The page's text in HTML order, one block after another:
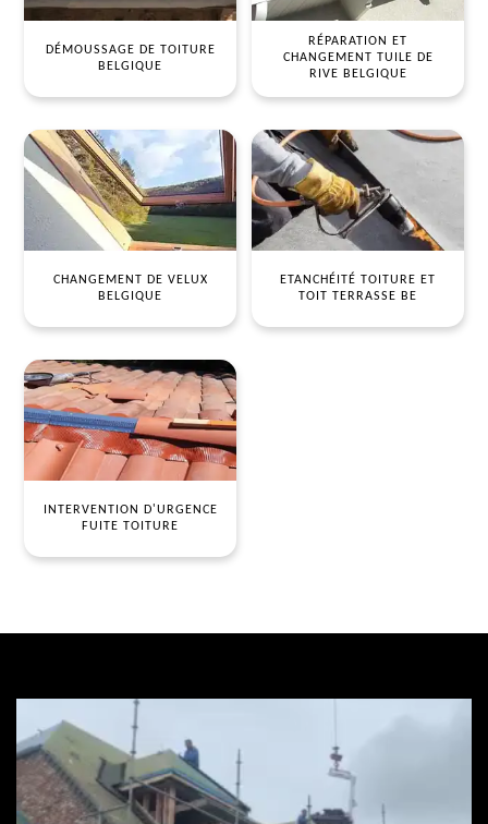
DÉMOUSSAGE DE TOITURE
BELGIQUE
RÉPARATION ET
CHANGEMENT TUILE DE
RIVE BELGIQUE
CHANGEMENT DE VELUX
BELGIQUE
ETANCHÉITÉ TOITURE ET
TOIT TERRASSE BE
INTERVENTION D'URGENCE
FUITE TOITURE